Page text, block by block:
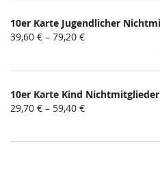
10er Karte Jugendlicher
von
39,60 € – 79,20 €
10er Karte Kind Nichtmitglieder
von
29,70 € – 59,40 €